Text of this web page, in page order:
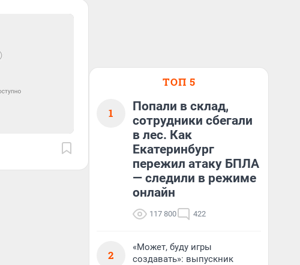
ТОП 5
1
Попали в склад,
сотрудники сбегали
в лес. Как
Екатеринбург
пережил атаку БПЛА
— следили в режиме
онлайн
117 800 422
2
«Может, буду игры
создавать»: выпускник